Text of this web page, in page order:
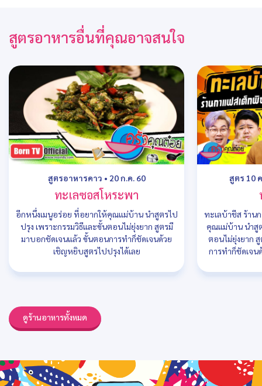
สูตรอาหารอื่นที่คุณอาจสนใจ
สูตรอาหารคาว • 20 ก.ค. 60
ทะเลซอสโหระพา
อีกหนึ่งเมนูอร่อย ที่อยากให้คุณแม่บ้าน นำสูตรไป
ปรุง เพราะกรรมวิธีและขั้นตอนไม่ยุ่งยาก สูตรมี
มาบอกชัดเจนแล้ว ขั้นตอนการทำก็ชัดเจนด้วย
เชิญหยิบสูตรไปปรุงได้เลย
สูตร 10
ทะเลบ้าชีส ร้าน
คุณแม่บ้าน นำสู
ตอนไม่ยุ่งยาก
การทำก็ชัดเจน
ดูร้านอาหารทั้งหมด